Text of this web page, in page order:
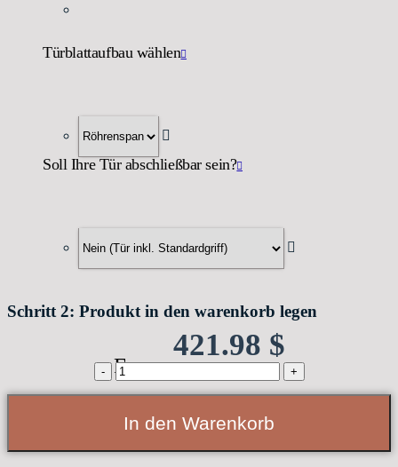
Türblattaufbau wählen
Soll Ihre Tür abschließbar sein?
Schritt 2: Produkt in den warenkorb legen
From:
421.98 $
Holztürblatt
CPL
Raucheiche
B1TH
In den Warenkorb